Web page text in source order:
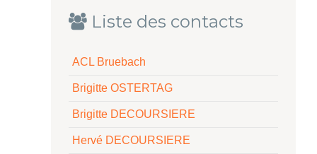
Liste des contacts
ACL Bruebach
Brigitte OSTERTAG
Brigitte DECOURSIERE
Hervé DECOURSIERE